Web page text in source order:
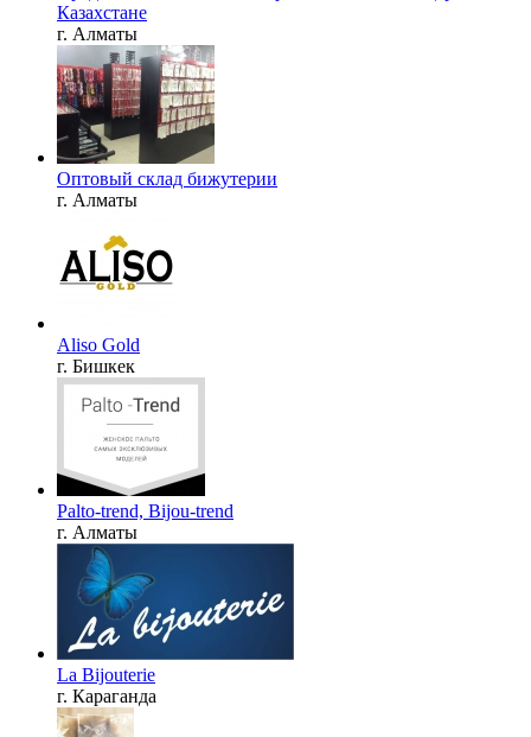
Казахстане
г. Алматы
Оптовый склад бижутерии
г. Алматы
Aliso Gold
г. Бишкек
Palto-trend, Bijou-trend
г. Алматы
La Bijouterie
г. Караганда